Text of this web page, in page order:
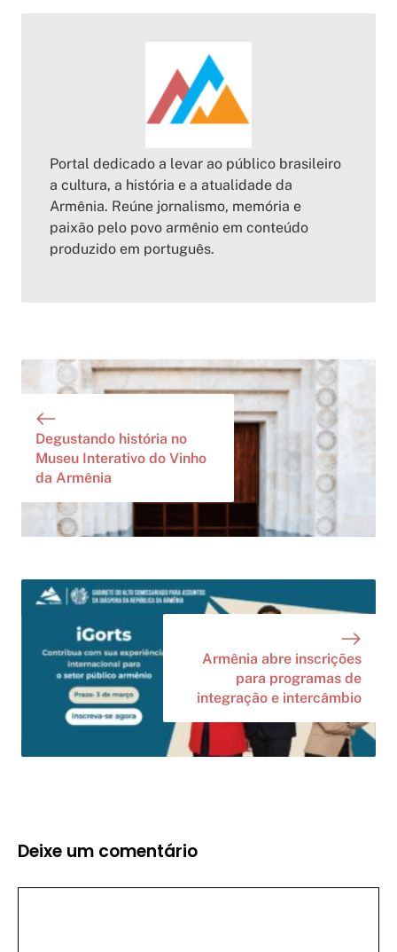
Portal dedicado a levar ao público brasileiro
a cultura, a história e a atualidade da
Armênia. Reúne jornalismo, memória e
paixão pelo povo armênio em conteúdo
produzido em português.
Degustando história no
Museu Interativo do Vinho
da Armênia
Armênia abre inscrições
para programas de
integração e intercâmbio
Deixe um comentário